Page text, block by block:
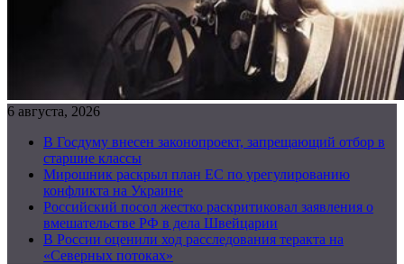
6 августа, 2026
В Госдуму внесен законопроект, запрещающий отбор в
старшие классы
Мирошник раскрыл план ЕС по урегулированию
конфликта на Украине
Российский посол жестко раскритиковал заявления о
вмешательстве РФ в дела Швейцарии
В России оценили ход расследования теракта на
«Северных потоках»